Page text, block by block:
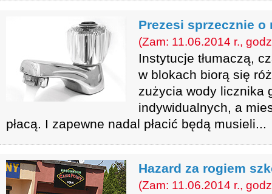
Prezesi sprzecznie
(Zam: 11.06.2014 r.,
Instytucje tłumaczą,
w blokach biorą się
zużycia wody licznika
indywidualnych, a
płacą. I zapewne nadal płacić będą musieli...
Hazard za rogiem
(Zam: 11.06.2014 r.,